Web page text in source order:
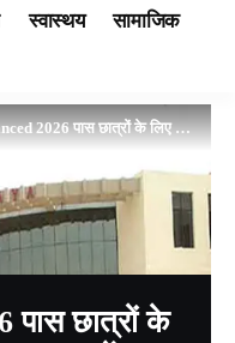
स्वास्थय सामाजिक
के लिए बड़ी खुशखबरी, IIT मद्रास में BS प्रोग्राम्स में मिलेगा डायरेक्ट एडमिशन
पास छात्रों के